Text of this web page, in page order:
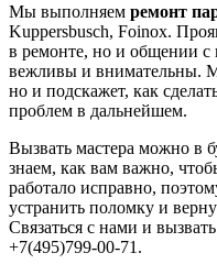
Мы выполняем ремонт
Kuppersbusch, Foinox.
в ремонте, но и общении с
вежливы и внимательны.
но и подскажет, как
проблем в дальнейшем.
Вызвать мастера можно в
знаем, как вам важно,
работало исправно,
устранить поломку и
Связаться с нами и
+7(495)799-00-71.